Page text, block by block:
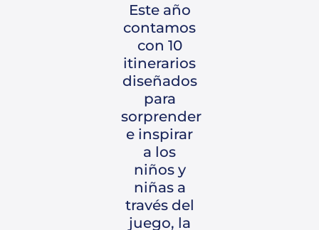
Este año
contamos
con 10
itinerarios
diseñados
para
sorprender
e inspirar
a los
niños y
niñas a
través del
juego, la